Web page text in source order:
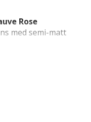
Rose
med semi-matt
att definiera
hela läpparna. Den
och ger ett